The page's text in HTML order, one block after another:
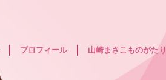
プロフィール 山崎まさこものがたり